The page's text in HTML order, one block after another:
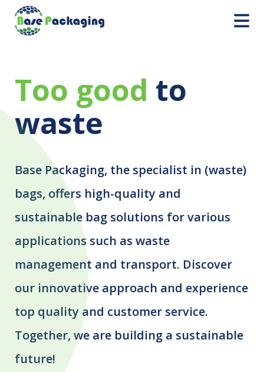
Too good to
waste
Base Packaging, the specialist in (waste)
bags, offers high-quality and
sustainable bag solutions for various
applications such as waste
management and transport. Discover
our innovative approach and experience
top quality and customer service.
Together, we are building a sustainable
future!
Matching products